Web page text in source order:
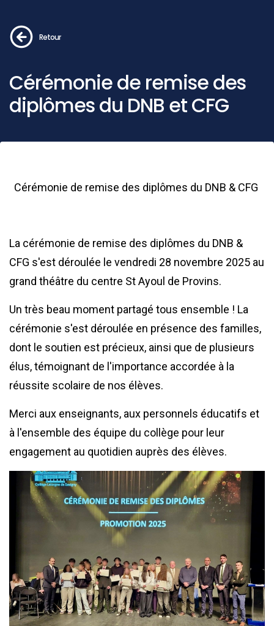
Retour
Cérémonie de remise des
diplômes du DNB et CFG
Cérémonie de remise des diplômes du DNB & CFG
La cérémonie de remise des diplômes du DNB &
CFG s'est déroulée le vendredi 28 novembre 2025 au
grand théâtre du centre StAyoul de Provins.
Un très beau moment partagé tous ensemble ! La
cérémonie s'est déroulée en présence des familles,
dont le soutien est précieux, ainsi que de plusieurs
élus, témoignant de l'importance accordée à la
réussite scolaire de nos élèves.
Merci aux enseignants, aux personnels éducatifs et
à l'ensemble des équipe du collège pour leur
engagement au quotidien auprès des élèves.